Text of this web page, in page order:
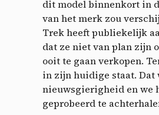
dit model binnenkort in
van het merk zou
Trek heeft publiekelijk
dat ze niet van plan zijn
ooit te gaan verkopen.
in zijn huidige staat. Dat
nieuwsgierigheid en we
geprobeerd te